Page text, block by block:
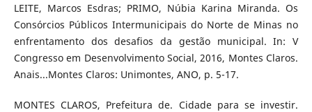
LEITE, Marcos Esdras; PRIMO, Núbia Karina Miranda. Os
Consórcios Públicos Intermunicipais do Norte de Minas no
enfrentamento dos desafios da gestão municipal. In: V
Congresso em Desenvolvimento Social, 2016, Montes Claros.
Anais...Montes Claros: Unimontes, ANO, p. 5-17.
MONTES CLAROS, Prefeitura de. Cidade para se investir.